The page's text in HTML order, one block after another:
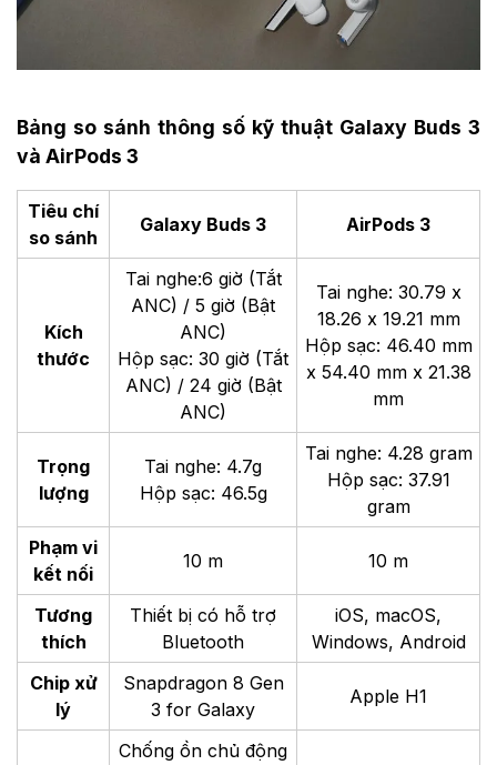
Bảng so sánh thông số kỹ thuật Galaxy Buds 3
và AirPods 3
Tiêu chí
so sánh
Galaxy Buds 3 AirPods 3
Kích
thước
Tai nghe:6 giờ (Tắt
ANC) / 5 giờ (Bật
ANC)
Hộp sạc: 30 giờ (Tắt
ANC) / 24 giờ (Bật
ANC)
Tai nghe: 30.79 x
18.26 x 19.21 mm
Hộp sạc: 46.40 mm
x 54.40 mm x 21.38
mm
Trọng
lượng
Tai nghe: 4.7g
Hộp sạc: 46.5g
Tai nghe: 4.28 gram
Hộp sạc: 37.91
gram
Phạm vi
kết nối
10 m 10 m
Tương
thích
Thiết bị có hỗ trợ
Bluetooth
iOS, macOS,
Windows, Android
Chip xử
lý
Snapdragon 8 Gen
3 for Galaxy
Apple H1
Chống ồn chủ động